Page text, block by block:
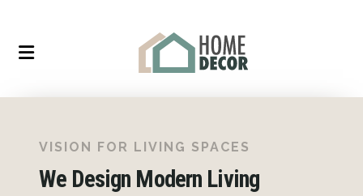
VISION FOR LIVING SPACES
We Design Modern Living